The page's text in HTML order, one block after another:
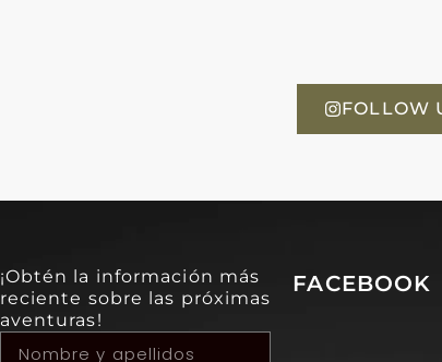
FOLLOW
¡Obtén la información más
reciente sobre las próximas
aventuras!
FACEBOOK